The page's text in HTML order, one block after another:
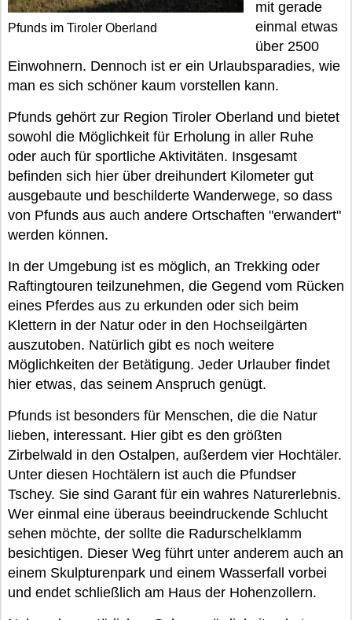
Pfunds im Tiroler Oberland
mit gerade
einmal etwas
über 2500
Einwohnern. Dennoch ist er ein Urlaubsparadies, wie
man es sich schöner kaum vorstellen kann.
Pfunds gehört zur Region Tiroler Oberland und bietet
sowohl die Möglichkeit für Erholung in aller Ruhe
oder auch für sportliche Aktivitäten. Insgesamt
befinden sich hier über dreihundert Kilometer gut
ausgebaute und beschilderte Wanderwege, so dass
von Pfunds aus auch andere Ortschaften "erwandert"
werden können.
In der Umgebung ist es möglich, an Trekking oder
Raftingtouren teilzunehmen, die Gegend vom Rücken
eines Pferdes aus zu erkunden oder sich beim
Klettern in der Natur oder in den Hochseilgärten
auszutoben. Natürlich gibt es noch weitere
Möglichkeiten der Betätigung. Jeder Urlauber findet
hier etwas, das seinem Anspruch genügt.
Pfunds ist besonders für Menschen, die die Natur
lieben, interessant. Hier gibt es den größten
Zirbelwald in den Ostalpen, außerdem vier Hochtäler.
Unter diesen Hochtälern ist auch die Pfundser
Tschey. Sie sind Garant für ein wahres Naturerlebnis.
Wer einmal eine überaus beeindruckende Schlucht
sehen möchte, der sollte die Radurschelklamm
besichtigen. Dieser Weg führt unter anderem auch an
einem Skulpturenpark und einem Wasserfall vorbei
und endet schließlich am Haus der Hohenzollern.